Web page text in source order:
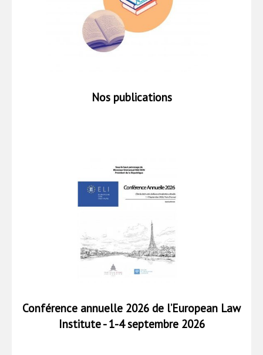
Nos publications
Conférence annuelle 2026 de l’European Law
Institute - 1-4 septembre 2026